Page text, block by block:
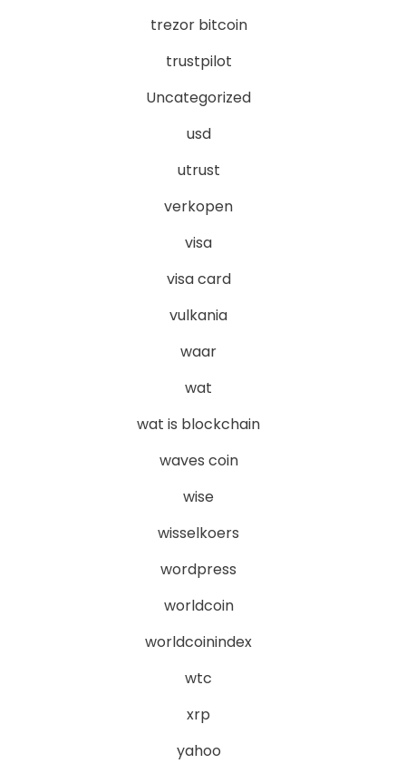
trezor bitcoin
trustpilot
Uncategorized
usd
utrust
verkopen
visa
visa card
vulkania
waar
wat
wat is blockchain
waves coin
wise
wisselkoers
wordpress
worldcoin
worldcoinindex
wtc
xrp
yahoo